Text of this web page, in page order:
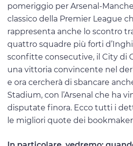
pomeriggio per Arsenal-
classico della Premier League
rappresenta anche lo scontro
quattro squadre più forti
sconfitte consecutive, il City di
una vittoria convincente nel
e ora cercherà di sbancare
Stadium, con l’Arsenal che ha
disputate finora. Ecco tutti i
le migliori quote dei bookmaker